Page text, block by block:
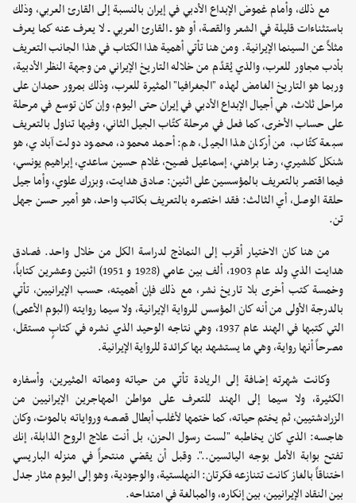
‏مع ذلك، وأمام غموض الإبداع الأدبي في إيران بالنسبة إلى القارئ العربي، وذلك
باستثناءات قليلة في الشعر والقصة، أو هو ـ القارئ العربي ـ لا يعرف عنه كما يعرف
مثلاً عن السينما الإيرانية. ومن هنا تأتي أهمية هذا الكتاب في هذا الجانب التعريف
بأدب مجاور للعرب، والذي يُقدّم من خلاله التاريخ الإيراني من وجهة النظر الأدبية،
وربما هو التاريخ الغامض لهذه "الجغرافيا" المثيرة للعرب، وذلك بمرور حمدان على
مراحل ثلاث، هي أجيال الإبداع الأدبي في إيران حتى اليوم، وإن كان توسع في مرحلة
على حساب الأخرى، كما فعل في مرحلة كتّاب الجيل الثاني، وفيها تناول بالتعريف
سبعة كتّاب، من أركان هذا الجيل، هم: أحمد محمود، محمود دولت آبادي، هو
شنكل كلشيري، رضا براهني، إسماعيل فصيح، غلام حسين ساعدي، إبراهيم يونسي،
فيما اقتصر بالتعريف بالمؤسسين على اثنين: صادق هدايت، وبزرك علوي، وأما جيل
حلقة الوصل، أي الثالث: فقد اختصره بالتعريف بكاتب واحد، هو أمير حسن جهل
تن.
من هنا كان الاختيار أقرب إلى النماذج لدراسة الكل من خلال واحد. ‏فصادق
هدايت الذي ولد عام 1903، ألف بين عامي (1928 و 1951) اثنين وعشرين كتاباً،
وخمسة كتب أخرى بلا تاريخ نشر، مع ذلك فإن أهميته، حسب الإيرانيين، تأتي
بالدرجة الأولى من أنه كان المؤسس للرواية الإيرانية، ولا سيما روايته (البوم الأعمى)
التي كتبها في الهند عام 1937، وهي نتاجه الوحيد الذي نشره في كتابٍ مستقل،
مصرحاً أنها رواية، وهي ما يستشهد بها كرائدة للرواية الإيرانية. ‏
وكانت شهرته إضافة إلى الريادة تأتي من حياته ومماته المثيرين، وأسفاره
الكثيرة، ولا سيما إلى الهند للتعرف على مواطن المهاجرين الإيرانيين من
الزرادشتيين، ثم يختم حياته، كما ختمها لأغلب أبطال قصصه ورواياته بالموت، وكان
هاجسه: الذي كان يخاطبه "لست رسول الحزن، بل أنت علاج الروح الذابلة، إنك
تفتح بوابة الأمل بوجه اليائسين..". وقبل أن يقضي منتحراً في منزله الباريسي
اختناقاً بالغاز كانت تتنازعه فكرتان: النهلستية، والوجودية، وهو إلى اليوم مثار جدل
بين النقاد الإيرانيين، بين إنكاره، والمبالغة في امتداحه. ‏